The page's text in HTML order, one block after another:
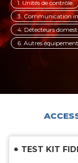
1. Unités de contrôle
3. Communication
4. Détecteurs
6. Autres
TEST KIT